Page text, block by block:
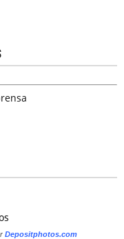
Depositphotos.com